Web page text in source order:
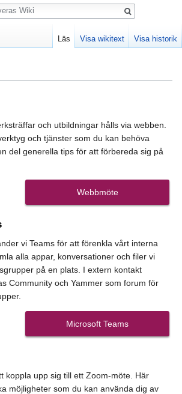
och utbildningar hålls via webben.
och tjänster som du kan behöva
del generella tips för att förbereda sig på
Webbmöte
vi Teams för att förenkla vårt interna
alla appar, konversationer och filer vi
på en plats. I extern kontakt
Community och Yammer som forum för
Microsoft Teams
koppla upp sig till ett Zoom-möte. Här
möjligheter som du kan använda dig av
Läs Visa wikitext Visa historik